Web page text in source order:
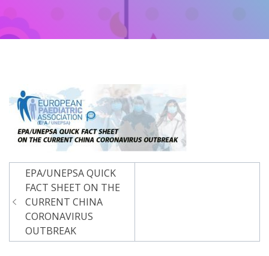
Navigacija
članaka
EPA/UNEPSA QUICK
FACT SHEET ON THE
CURRENT CHINA
CORONAVIRUS
OUTBREAK